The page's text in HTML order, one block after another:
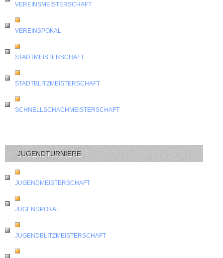
VEREINSMEISTERSCHAFT
VEREINSPOKAL
STADTMEISTERSCHAFT
STADTBLITZMEISTERSCHAFT
SCHNELLSCHACHMEISTERSCHAFT
JUGENDTURNIERE
JUGENDMEISTERSCHAFT
JUGENDPOKAL
JUGENDBLITZMEISTERSCHAFT